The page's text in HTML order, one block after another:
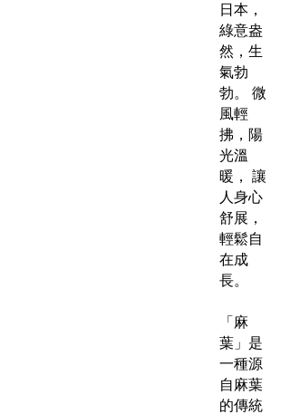
日本，
綠意盎
然，生
氣勃
勃。 微
風輕
拂，陽
光溫
暖， 讓
人身心
舒展，
輕鬆自
在成
長。
「麻
葉」是
一種源
自麻葉
的傳統